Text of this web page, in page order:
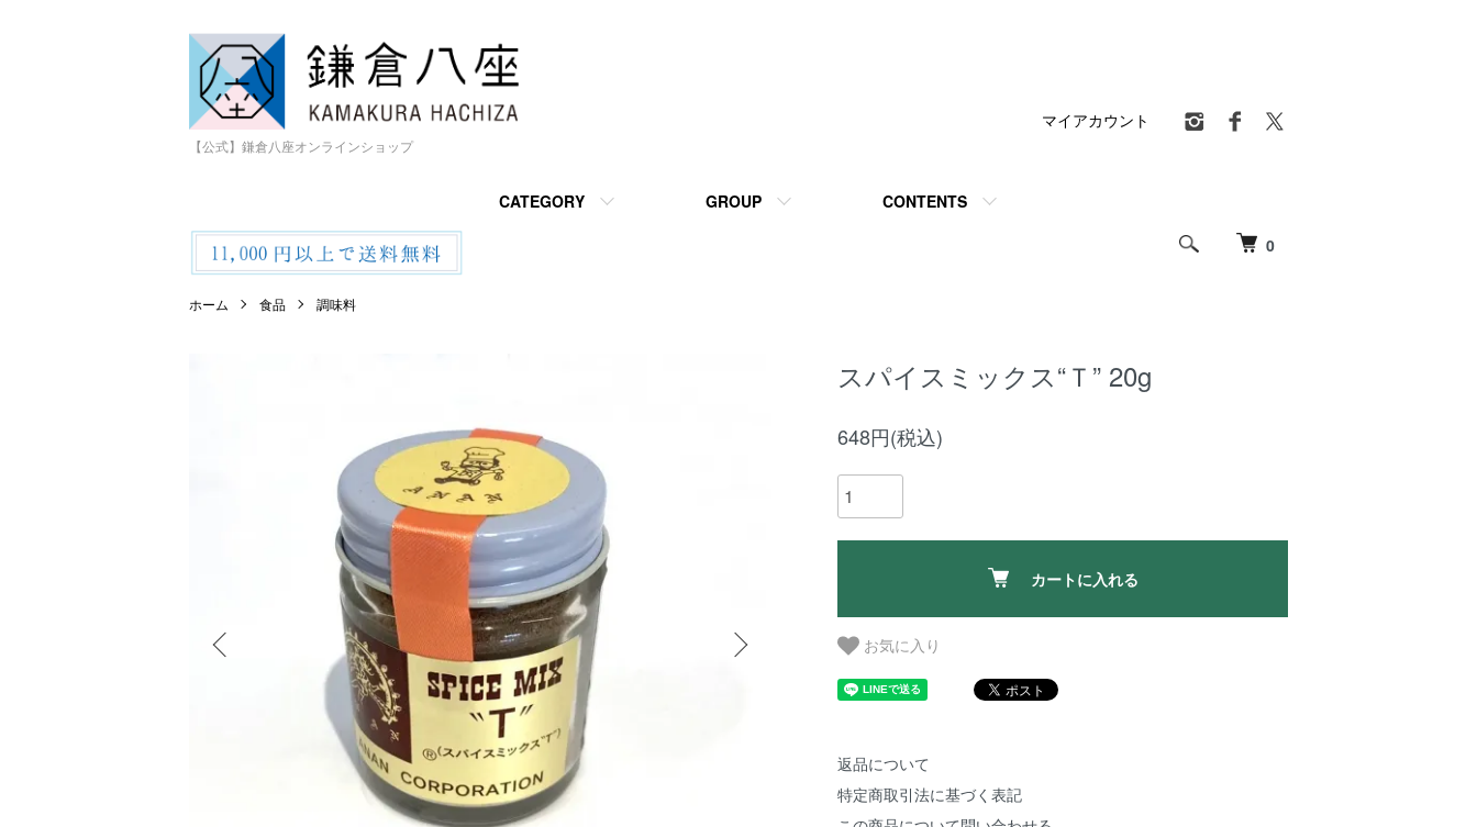
【公式】鎌倉八座オンラインショップ
0
CATEGORY GROUP CONTENTS
マイアカウント
ホーム 食品 調味料
スパイスミックス“Ｔ” 20g
648円(税込)
カートに入れる
お気に入り
返品について
特定商取引法に基づく表記